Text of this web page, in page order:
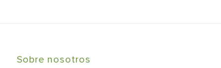
Sobre nosotros